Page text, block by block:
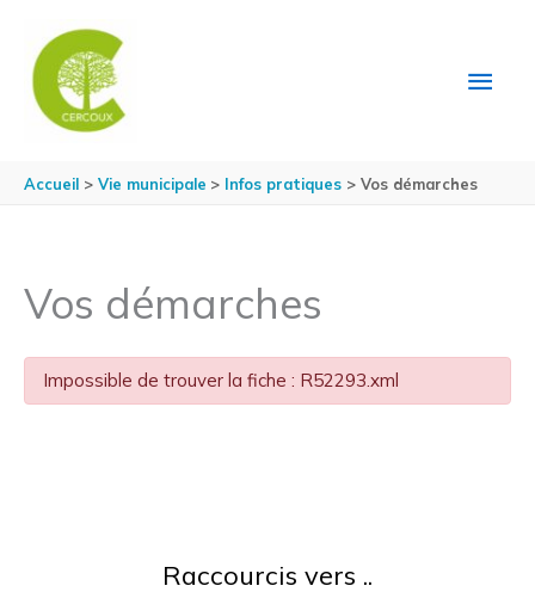
Accueil Vie municipale Infos pratiques Vos démarches
Vos démarches
Impossible de trouver la fiche : R52293.xml
Raccourcis vers ..